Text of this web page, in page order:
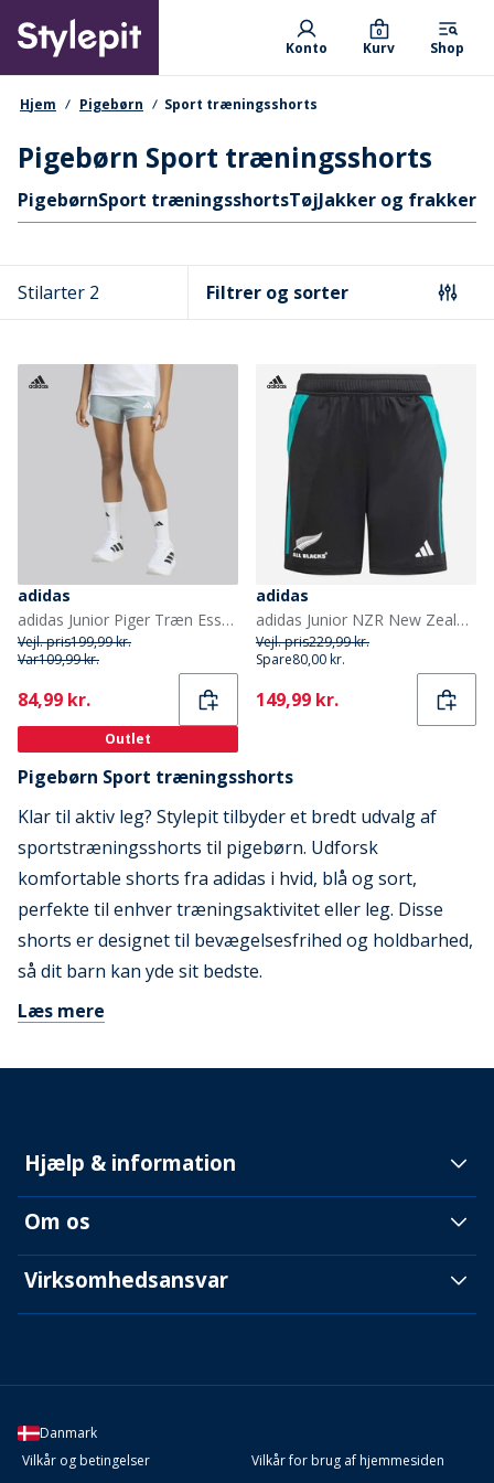
main
content
Primary departments
Konto Kurv
0
Shop
navigationssti
Hjem Pigebørn Sport træningsshorts
Pigebørn Sport træningsshorts
Hurtige links
PigebørnSport træningsshortsTøjJakker og frakker
Stilarter 2 Filtrer og sorter
adidas
adidas Junior Piger Træn Essentielle 3-Striber Shorts Wonder Sage/Hvid
Vejl. pris199,99 kr.
Var109,99 kr.
Current
84,99 kr.
Outlet
adidas
adidas Junior NZR New Zealand All Blacks Træningsshorts All Black/Pure Teal
Vejl. pris229,99 kr.
Spare80,00 kr.
Current
149,99 kr.
Pigebørn Sport træningsshorts
Klar til aktiv leg? Stylepit tilbyder et bredt udvalg af
sportstræningsshorts til pigebørn. Udforsk
komfortable shorts fra adidas i hvid, blå og sort,
perfekte til enhver træningsaktivitet eller leg. Disse
shorts er designet til bevægelsesfrihed og holdbarhed,
så dit barn kan yde sit bedste.
Læs mere
Hjælp & information
Om os
Virksomhedsansvar
Danmark
Vilkår og betingelser
Vilkår for brug af hjemmesiden